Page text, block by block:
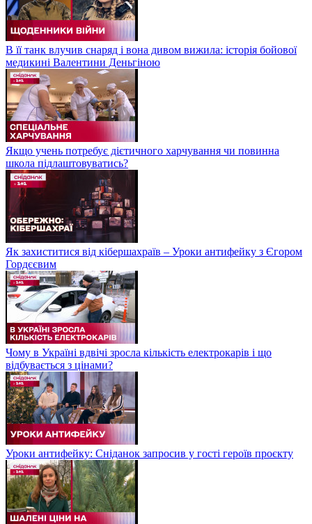
В її танк влучив снаряд і вона дивом вижила: історія бойової
медикині Валентини Деньгіною
Якщо учень потребує дієтичного харчування чи повинна
школа підлаштовуватись?
Як захиститися від кібершахраїв – Уроки антифейку з Єгором
Гордєєвим
Чому в Україні вдвічі зросла кількість електрокарів і що
відбувається з цінами?
Уроки антифейку: Сніданок запросив у гості героїв проєкту